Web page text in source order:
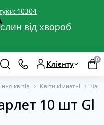
від хвороб
10304
Клієнту
0
квітів Квіти кімнатні
10 шт Gl